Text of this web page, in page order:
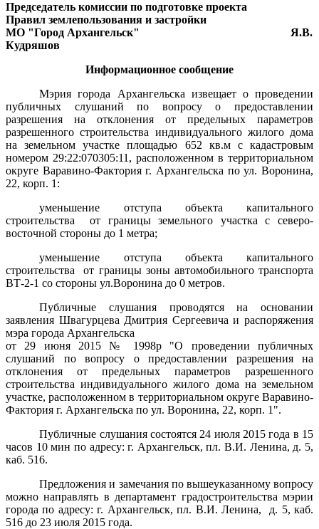
Председатель комиссии по подготовке проекта
Правил землепользования и застройки
МО "Город Архангельск"
Я.В.
Кудряшов
Информационное сообщение
Мэрия города Архангельска извещает о проведении
публичных слушаний по вопросу о предоставлении
разрешения на отклонения от предельных параметров
разрешенного строительства индивидуального жилого дома
на земельном участке площадью 652
кв.м с кадастровым
номером 29:22:070305:11, расположенном в территориальном
округе Варавино-Фактория г. Архангельска по ул. Воронина,
22, корп. 1:
уменьшение отступа объекта капитального
строительства
от границы земельного участка с северо-
восточной стороны до 1 метра;
уменьшение отступа объекта капитального
строительства
от границы зоны автомобильного транспорта
ВТ-2-1 со стороны ул.Воронина до 0 метров.
Публичные слушания проводятся на основании
заявления Швагурцева Дмитрия Сергеевича и распоряжения
мэра города Архангельска
от 29 июня 2015 № 1998р "О проведении публичных
слушаний по вопросу о предоставлении разрешения на
отклонения от предельных параметров разрешенного
строительства индивидуального жилого дома на земельном
участке, расположенном в территориальном округе Варавино-
Фактория г. Архангельска по ул. Воронина, 22, корп. 1".
Публичные слушания состоятся 24 июля 2015 года в 15
часов 10 мин по адресу: г. Архангельск, пл. В.И. Ленина, д. 5,
каб. 516.
Предложения и замечания по вышеуказанному вопросу
можно направлять в департамент градостроительства мэрии
города по адресу: г. Архангельск, пл. В.И. Ленина,
д. 5, каб.
516 до 23 июля 2015 года.